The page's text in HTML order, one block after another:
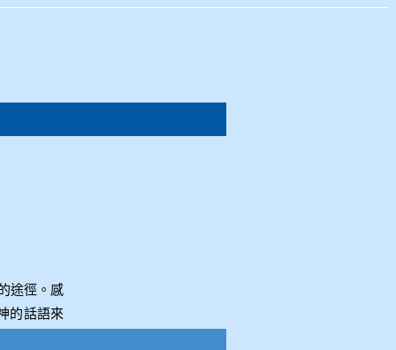
途徑。感
的話語來